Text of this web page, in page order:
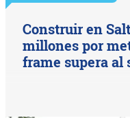
Construir en
millones por
frame supera